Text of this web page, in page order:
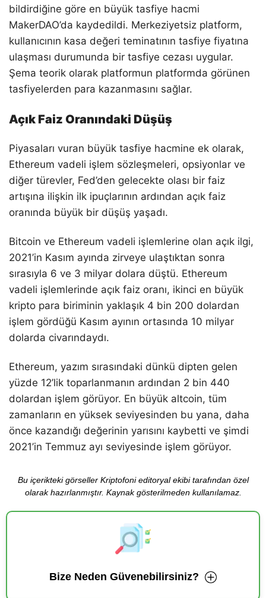
bildirdiğine göre en büyük tasfiye hacmi
MakerDAO’da kaydedildi. Merkeziyetsiz platform,
kullanıcının kasa değeri teminatının tasfiye fiyatına
ulaşması durumunda bir tasfiye cezası uygular.
Şema teorik olarak platformun platformda görünen
tasfiyelerden para kazanmasını sağlar.
Açık Faiz Oranındaki Düşüş
Piyasaları vuran büyük tasfiye hacmine ek olarak,
Ethereum vadeli işlem sözleşmeleri, opsiyonlar ve
diğer türevler, Fed’den gelecekte olası bir faiz
artışına ilişkin ilk ipuçlarının ardından açık faiz
oranında büyük bir düşüş yaşadı.
Bitcoin ve Ethereum vadeli işlemlerine olan açık ilgi,
2021’in Kasım ayında zirveye ulaştıktan sonra
sırasıyla 6 ve 3 milyar dolara düştü. Ethereum
vadeli işlemlerinde açık faiz oranı, ikinci en büyük
kripto para biriminin yaklaşık 4 bin 200 dolardan
işlem gördüğü Kasım ayının ortasında 10 milyar
dolarda civarındaydı.
Ethereum, yazım sırasındaki dünkü dipten gelen
yüzde 12’lik toparlanmanın ardından 2 bin 440
dolardan işlem görüyor. En büyük altcoin, tüm
zamanların en yüksek seviyesinden bu yana, daha
önce kazandığı değerinin yarısını kaybetti ve şimdi
2021’in Temmuz ayı seviyesinde işlem görüyor.
Bu içerikteki görseller Kriptofoni editoryal ekibi tarafından özel
olarak hazırlanmıştır. Kaynak gösterilmeden kullanılamaz.
Bize Neden Güvenebilirsiniz?